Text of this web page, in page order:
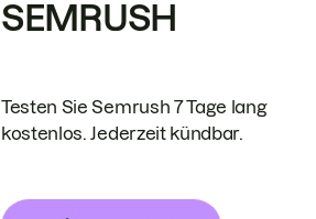
SEMRUSH
Testen Sie Semrush 7 Tage lang
kostenlos. Jederzeit kündbar.